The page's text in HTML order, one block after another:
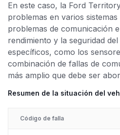
En este caso, la Ford
problemas en varios
problemas de comunicación
rendimiento y la seguridad
específicos, como los
combinación de fallas de
más amplio que debe ser
Resumen de la situación del
Código de falla